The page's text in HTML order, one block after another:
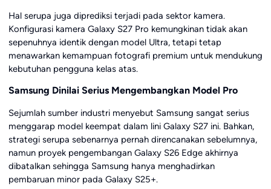
Hal serupa juga diprediksi terjadi pada sektor kamera.
Konfigurasi kamera Galaxy S27 Pro kemungkinan tidak akan
sepenuhnya identik dengan model Ultra, tetapi tetap
menawarkan kemampuan fotografi premium untuk mendukung
kebutuhan pengguna kelas atas.
Samsung Dinilai Serius Mengembangkan Model Pro
Sejumlah sumber industri menyebut Samsung sangat serius
menggarap model keempat dalam lini Galaxy S27 ini. Bahkan,
strategi serupa sebenarnya pernah direncanakan sebelumnya,
namun proyek pengembangan Galaxy S26 Edge akhirnya
dibatalkan sehingga Samsung hanya menghadirkan
pembaruan minor pada Galaxy S25+.